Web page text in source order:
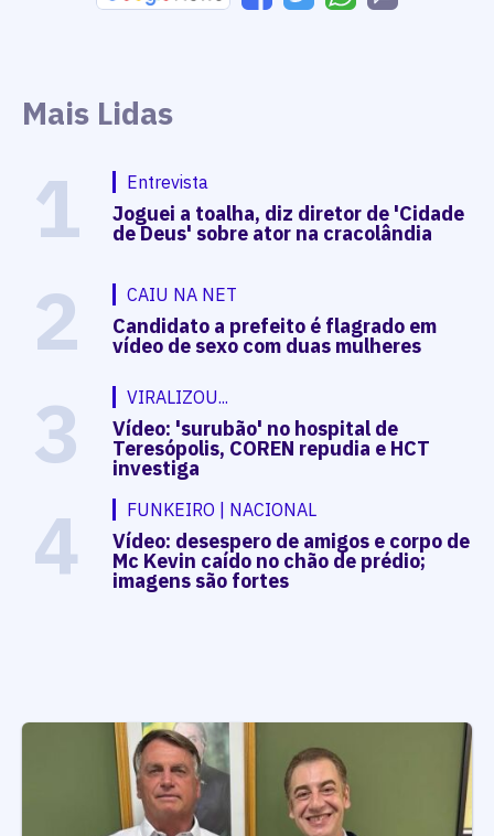
Mais Lidas
1 Entrevista
Joguei a toalha, diz diretor de 'Cidade
de Deus' sobre ator na cracolândia
2 CAIU NA NET
Candidato a prefeito é flagrado em
vídeo de sexo com duas mulheres
3 VIRALIZOU...
Vídeo: 'surubão' no hospital de
Teresópolis, COREN repudia e HCT
investiga
4 FUNKEIRO | NACIONAL
Vídeo: desespero de amigos e corpo de
Mc Kevin caído no chão de prédio;
imagens são fortes